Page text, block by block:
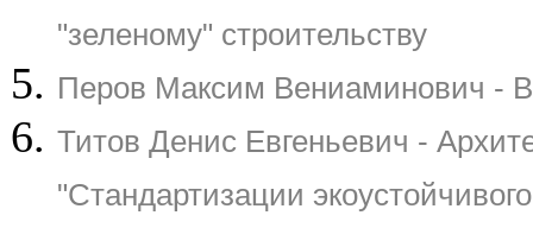
"зеленому" строительству
Перов Максим Вениаминович -
Титов Денис Евгеньевич -
"Стандартизации